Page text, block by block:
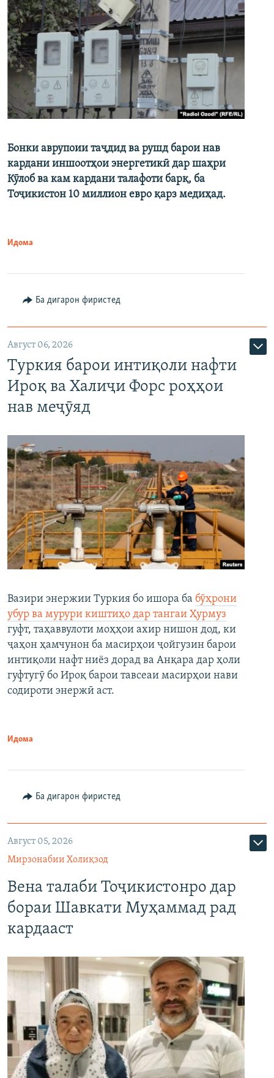
Бонки аврупоии таҷдид ва рушд барои нав
кардани иншоотҳои энергетикӣ дар шаҳри
Кӯлоб ва кам кардани талафоти барқ, ба
Тоҷикистон 10 миллион евро қарз медиҳад.
Идома
Ба дигарон фиристед
Август 06, 2026
Туркия барои интиқоли нафти
Ироқ ва Халиҷи Форс роҳҳои
нав меҷӯяд
Вазири энержии Туркия бо ишора ба бӯҳрони
убур ва мурури киштиҳо дар тангаи Ҳурмуз
гуфт, таҳаввулоти моҳҳои ахир нишон дод, ки
ҷаҳон ҳамчунон ба масирҳои ҷойгузин барои
интиқоли нафт ниёз дорад ва Анқара дар ҳоли
гуфтугӯ бо Ироқ барои тавсеаи масирҳои нави
содироти энержӣ аст.
Идома
Ба дигарон фиристед
Август 05, 2026
Мирзонабии Холиқзод
Вена талаби Тоҷикистонро дар
бораи Шавкати Муҳаммад рад
кардааст